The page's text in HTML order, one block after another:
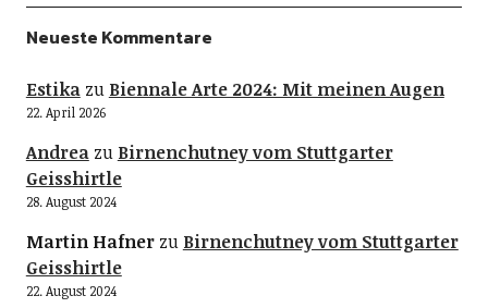
Neueste Kommentare
Estikazu Biennale Arte 2024: Mit meinen Augen
22. April 2026
Andreazu Birnenchutney vom Stuttgarter
Geisshirtle
28. August 2024
Martin Hafnerzu Birnenchutney vom Stuttgarter
Geisshirtle
22. August 2024